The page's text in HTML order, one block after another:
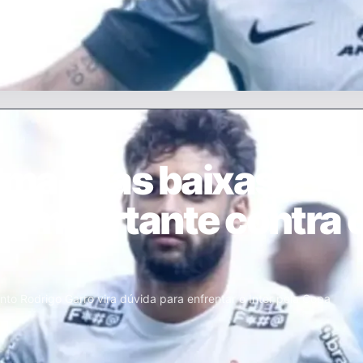
duas baixas e
importante contra o
Rodrigo Garro vira dúvida para enfrentar o Inter pela Copa